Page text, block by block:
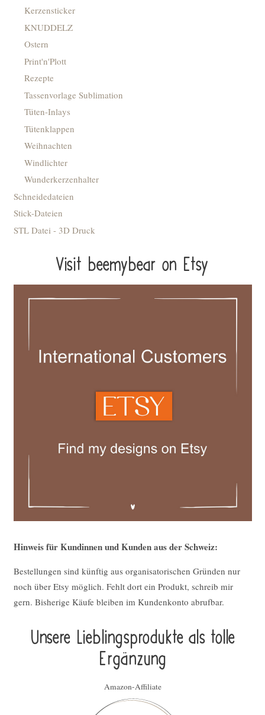
Kerzensticker
KNUDDELZ
Ostern
Print'n'Plott
Rezepte
Tassenvorlage Sublimation
Tüten-Inlays
Tütenklappen
Weihnachten
Windlichter
Wunderkerzenhalter
Schneidedateien
Stick-Dateien
STL Datei - 3D Druck
Visit beemybear on Etsy
Hinweis für Kundinnen und Kunden aus der Schweiz:
Bestellungen sind künftig aus organisatorischen Gründen nur
noch über Etsy möglich. Fehlt dort ein Produkt, schreib mir
gern. Bisherige Käufe bleiben im Kundenkonto abrufbar.
Unsere Lieblings­pro­duk­te als tolle
Ergän­zung
Amazon-Affiliate